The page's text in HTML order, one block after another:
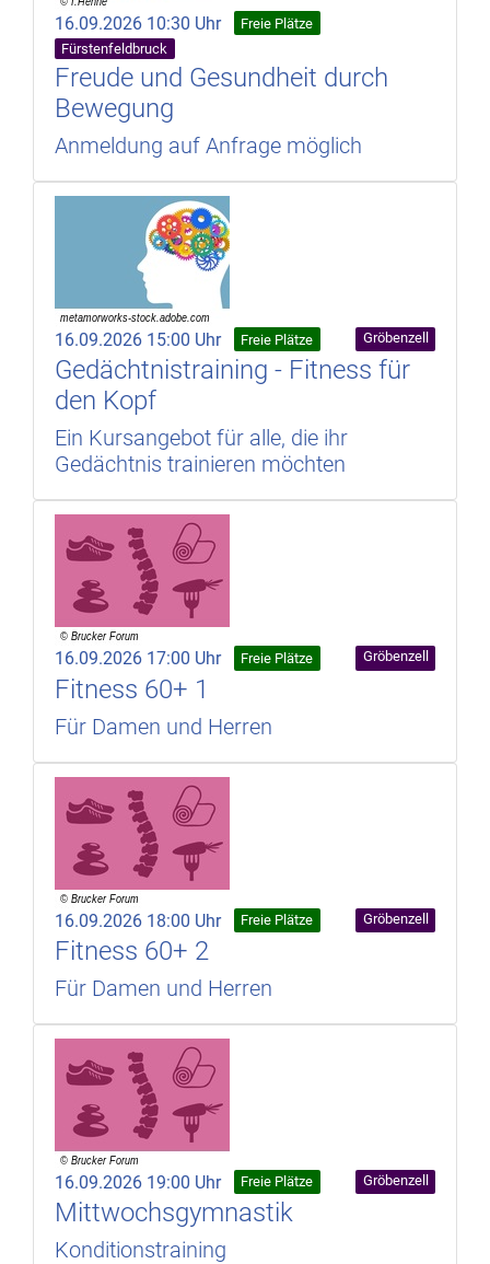
16.09.2026 10:30 Uhr
Freie Plätze
Fürstenfeldbruck
Freude und Gesundheit durch
Bewegung
Anmeldung auf Anfrage möglich
16.09.2026 15:00 Uhr Freie Plätze Gröbenzell
Gedächtnistraining - Fitness für
den Kopf
Ein Kursangebot für alle, die ihr
Gedächtnis trainieren möchten
16.09.2026 17:00 Uhr Freie Plätze Gröbenzell
Fitness 60+ 1
Für Damen und Herren
16.09.2026 18:00 Uhr Freie Plätze Gröbenzell
Fitness 60+ 2
Für Damen und Herren
16.09.2026 19:00 Uhr Freie Plätze Gröbenzell
Mittwochsgymnastik
Konditionstraining